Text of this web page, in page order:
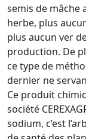
semis de mâche
herbe, plus
plus aucun ver
production. De
ce type de
dernier ne
Ce produit
société
sodium, c’est